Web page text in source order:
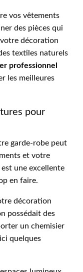
vos vêtements
des pièces qui
décoration
textiles naturels
professionnel
les meilleures
pour
garde-robe peut
et votre
est une excellente
en faire.
décoration
possédait des
un chemisier
quelques